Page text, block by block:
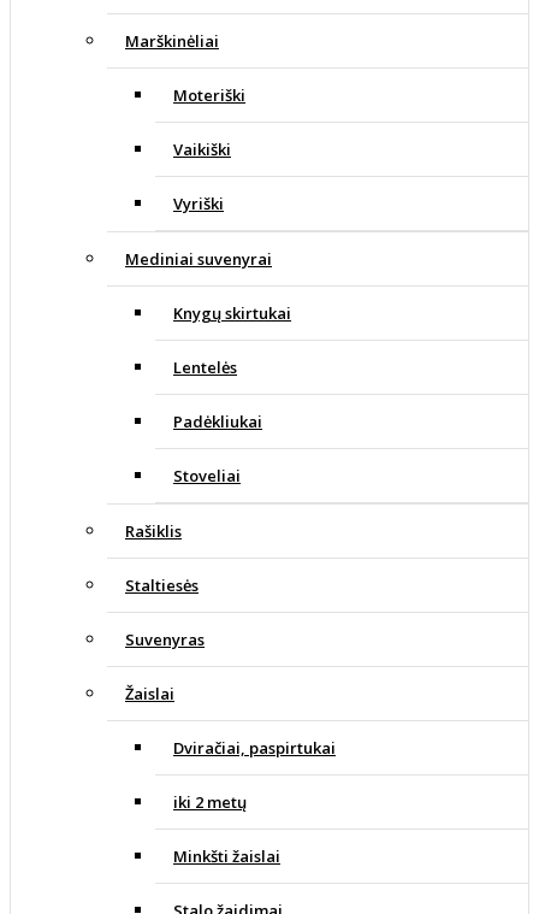
Marškinėliai
Moteriški
Vaikiški
Vyriški
Mediniai suvenyrai
Knygų skirtukai
Lentelės
Padėkliukai
Stoveliai
Rašiklis
Staltiesės
Suvenyras
Žaislai
Dviračiai, paspirtukai
iki 2 metų
Minkšti žaislai